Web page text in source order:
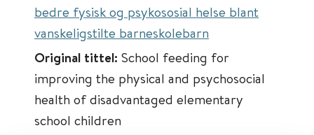
bedre fysisk og psykososial helse blant
vanskeligstilte barneskolebarn
Original tittel: School feeding for
improving the physical and psychosocial
health of disadvantaged elementary
school children